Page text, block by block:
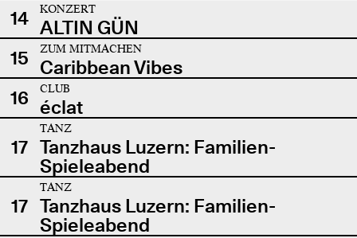
14
KONZERT
ALTIN GÜN
15
ZUM MITMACHEN
Caribbean Vibes
16
CLUB
éclat
17
TANZ
Tanzhaus Luzern: Familien-
Spieleabend
17
TANZ
Tanzhaus Luzern: Familien-
Spieleabend